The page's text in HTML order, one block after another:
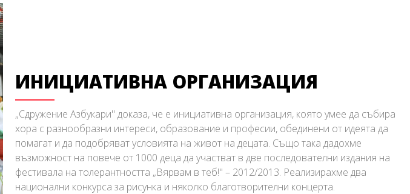
ИНИЦИАТИВНА ОРГАНИЗАЦИЯ
„Сдружение Азбукари" доказа, че е инициативна организация, която умее да събира
хора с разнообразни интереси, образование и професии, обединени от идеята да
помагат и да подобряват условията на живот на децата. Също така дадохме
възможност на повече от 1000 деца да участват в две последователни издания на
фестивала на толерантността „Вярвам в теб!" – 2012/2013. Реализирахме два
национални конкурса за рисунка и няколко благотворителни концерта.